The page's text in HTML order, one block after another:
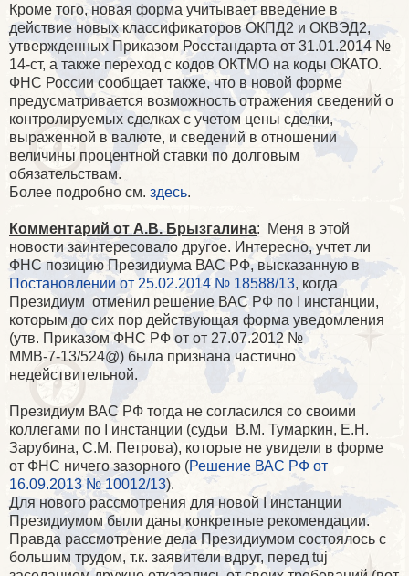
Кроме того, новая форма учитывает введение в
действие новых классификаторов ОКПД2 и ОКВЭД2,
утвержденных Приказом Росстандарта от 31.01.2014 №
14-ст, а также переход с кодов ОКТМО на коды ОКАТО.
ФНС России сообщает также, что в новой форме
предусматривается возможность отражения сведений о
контролируемых сделках с учетом цены сделки,
выраженной в валюте, и сведений в отношении
величины процентной ставки по долговым
обязательствам.
Более подробно см. здесь.
Комментарий от А.В. Брызгалина: Меня в этой
новости заинтересовало другое. Интересно, учтет ли
ФНС позицию Президиума ВАС РФ, высказанную в
Постановлении от 25.02.2014 № 18588/13, когда
Президиум отменил решение ВАС РФ по I инстанции,
которым до сих пор действующая форма уведомления
(утв. Приказом ФНС РФ от от 27.07.2012 №
ММВ-7-13/524@) была признана частично
недействительной.
Президиум ВАС РФ тогда не согласился со своими
коллегами по I инстанции (судьи В.М. Тумаркин, Е.Н.
Зарубина, С.М. Петрова), которые не увидели в форме
от ФНС ничего зазорного (Решение ВАС РФ от
16.09.2013 № 10012/13).
Для нового рассмотрения для новой I инстанции
Президиумом были даны конкретные рекомендации.
Правда рассмотрение дела Президиумом состоялось с
большим трудом, т.к. заявители вдруг, перед tuj